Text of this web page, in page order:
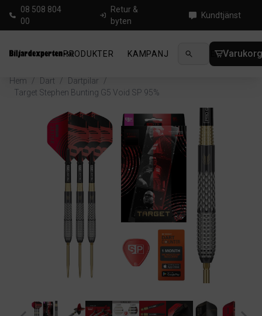
08 508 804
00
Retur &
byten
Kundtjänst
PRODUKTER KAMPANJ NYHETER
Hem / Dart / Dartpilar
/
Target Stephen Bunting G5 Void SP 95%